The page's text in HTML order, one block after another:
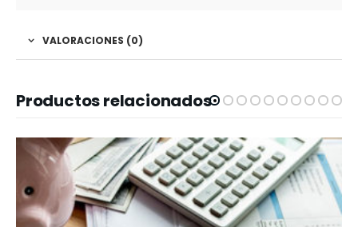
VALORACIONES (0)
Productos relacionados